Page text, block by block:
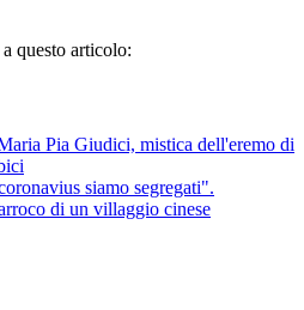
questo articolo:
Pia Giudici, mistica dell'eremo di
siamo segregati".
di un villaggio cinese